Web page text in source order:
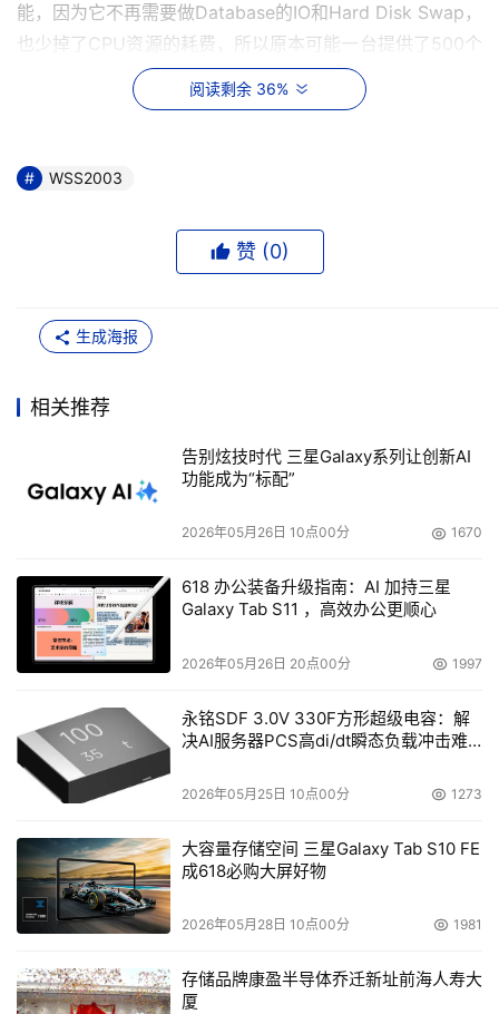
能，因为它不再需要做Database的IO和Hard Disk Swap，
也少掉了CPU资源的耗费，所以原本可能一台提供了500个
Mail Box，现在可能就可以提供到700、800，甚至上千
个，节省了企业在硬件上的升级投资。
时，就不必担心会影响本身Exchange上的效能，MIS人员
可采用Mirror的方式，或者是用传统的磁盘驱动器备份起
个很重要的好处是，当Exchange的发生灾难失效时，这种
架构的回复能力是最快的，只要在后面有新的一台
向连结，就可以继续提供原有的服务。而且在进行升级时，
总而言之，因为实行数据分离的架构，将Exchange
以可以在任何时间进行备份，并且不会影响到Exchange
Server的执行效能，同时还能够在系统出现问题时，进行快
速的系统回复。
阅读剩余 36%
本文来源于DOIT传媒，文章内容仅供参考，不构成投资建议。
WSS2003
赞 (0)
生成海报
相关推荐
告别炫技时代 三星Galaxy系列让创新AI
功能成为“标配”
2026年05月26日 10点00分 1670
618 办公装备升级指南：AI 加持三星
Galaxy Tab S11 ，高效办公更顺心
2026年05月26日 20点00分 1997
永铭SDF 3.0V 330F方形超级电容：解
决AI服务器PCS高di/dt瞬态负载冲击难
2026年05月25日 10点00分 1273
大容量存储空间 三星Galaxy Tab S10 FE
成618必购大屏好物
2026年05月28日 10点00分 1981
存储品牌康盈半导体乔迁新址前海人寿大
厦